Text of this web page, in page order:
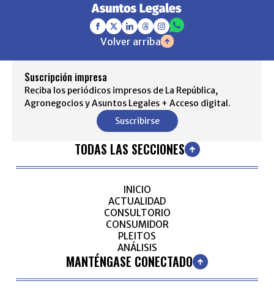
Volver arriba
Suscripción impresa
Reciba los periódicos impresos de La República,
Agronegocios y Asuntos Legales + Acceso digital.
Suscribirse
TODAS LAS SECCIONES
INICIO
ACTUALIDAD
CONSULTORIO
CONSUMIDOR
PLEITOS
ANÁLISIS
MANTÉNGASE CONECTADO